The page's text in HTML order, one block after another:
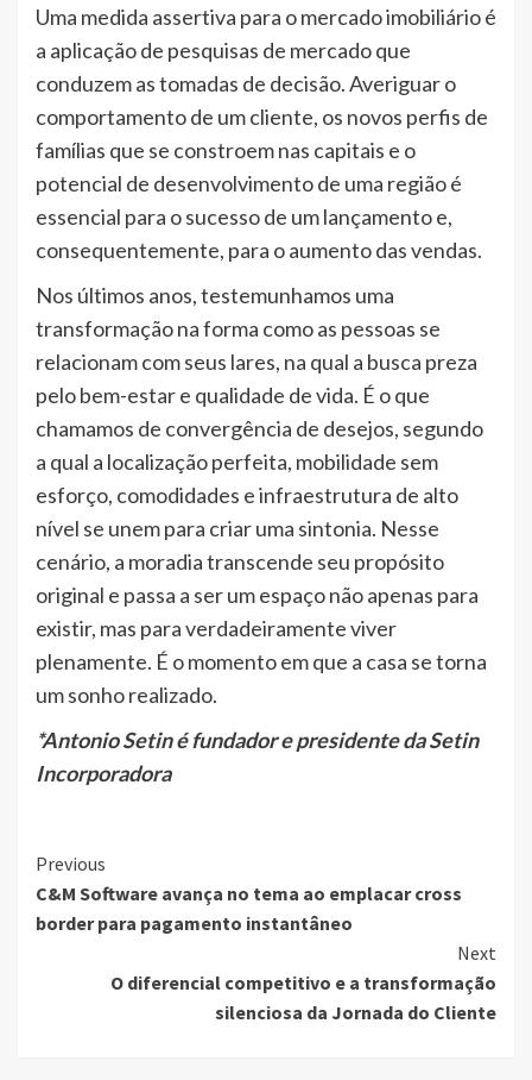
Uma medida assertiva para o mercado imobiliário é
a aplicação de pesquisas de mercado que
conduzem as tomadas de decisão. Averiguar o
comportamento de um cliente, os novos perfis de
famílias que se constroem nas capitais e o
potencial de desenvolvimento de uma região é
essencial para o sucesso de um lançamento e,
consequentemente, para o aumento das vendas.
Nos últimos anos, testemunhamos uma
transformação na forma como as pessoas se
relacionam com seus lares, na qual a busca preza
pelo bem-estar e qualidade de vida. É o que
chamamos de convergência de desejos, segundo
a qual a localização perfeita, mobilidade sem
esforço, comodidades e infraestrutura de alto
nível se unem para criar uma sintonia. Nesse
cenário, a moradia transcende seu propósito
original e passa a ser um espaço não apenas para
existir, mas para verdadeiramente viver
plenamente. É o momento em que a casa se torna
um sonho realizado.
*Antonio Setin é fundador e presidente da Setin
Incorporadora
Continue
Reading
Previous
C&M Software avança no tema ao emplacar cross
border para pagamento instantâneo
Next
O diferencial competitivo e a transformação
silenciosa da Jornada do Cliente